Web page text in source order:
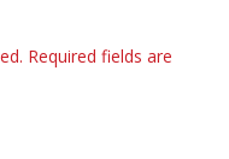
Required fields are